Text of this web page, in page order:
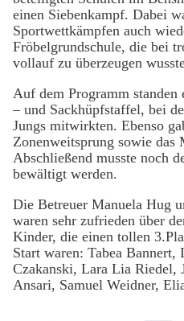
einen Siebenkampf. Dabei
Sportwettkämpfen auch
Fröbelgrundschule, die bei
vollauf zu überzeugen
Auf dem Programm
– und Sackhüpfstaffel, bei
Jungs mitwirkten. Ebenso
Zonenweitsprung sowie das
Abschließend musste noch
bewältigt werden.
Die Betreuer Manuela Hug
waren sehr zufrieden über
Kinder, die einen tollen
Start waren: Tabea
Czakanski, Lara Lia Riedel,
Ansari, Samuel Weidner,